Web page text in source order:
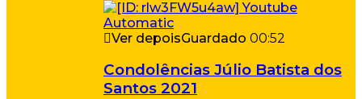
Ver depoisGuardado 00:52
Condolências Júlio Batista dos
Santos 2021